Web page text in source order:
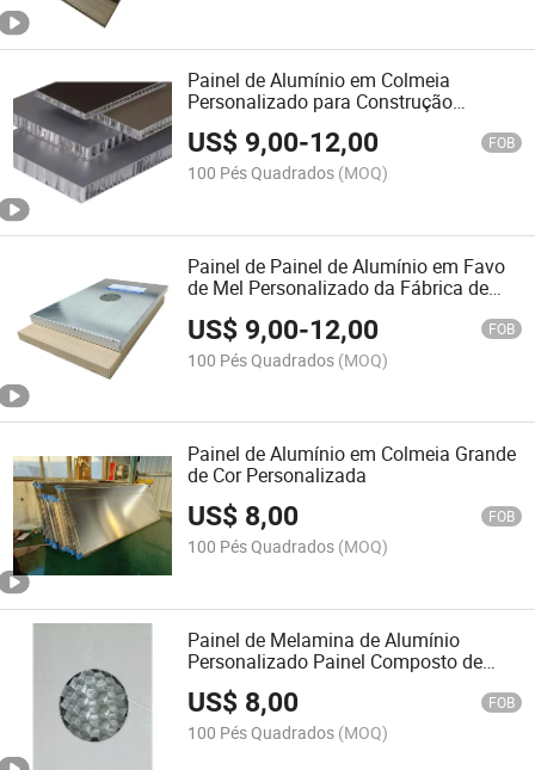
Painel de Alumínio em Colmeia
Personalizado para Construção
Externa, Painel Composto de Alumínio
para Fachadas de Painéis de Parede
US$ 9,00-12,00 FOB
100 Pés Quadrados (MOQ)
Painel de Painel de Alumínio em Favo
de Mel Personalizado da Fábrica de
US$ 9,00-12,00 FOB
100 Pés Quadrados (MOQ)
Painel de Alumínio em Colmeia Grande
de Cor Personalizada
US$ 8,00 FOB
100 Pés Quadrados (MOQ)
Painel de Melamina de Alumínio
Personalizado Painel Composto de
Alumínio para Painéis de Parede
Fachadas Revestimento
US$ 8,00 FOB
100 Pés Quadrados (MOQ)